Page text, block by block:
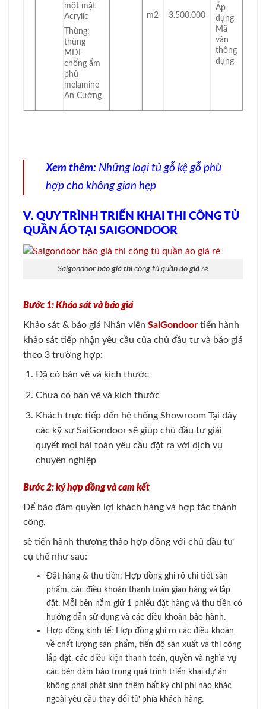
Áp
dụng
Mã
ván
thông
dụng
một mặt
Acrylic
Thùng:
thùng
MDF
chống ẩm
phủ
melamine
An Cường
m2 3.500.000
Xem thêm: Những loại tủ gỗ kệ gỗ phù
hợp cho không gian hẹp
V. QUY TRÌNH TRIỂN KHAI THI CÔNG TỦ
QUẦN ÁO TẠI SAIGONDOOR
Saigondoor báo giá thi công tủ quần áo giá rẻ
Bước 1: Khảo sát và báo giá
Khảo sát & báo giá Nhân viên SaiGondoor tiến hành
khảo sát tiếp nhận yêu cầu của chủ đầu tư và báo giá
theo 3 trường hợp:
Đã có bản vẽ và kích thước
Chưa có bản vẽ và kích thước
Khách trực tiếp đến hệ thống Showroom Tại đây
các kỹ sư SaiGondoor sẽ giúp chủ đầu tư giải
quyết mọi bài toán yêu cầu đặt ra với dịch vụ
chuyên nghiệp
Bước 2: ký hợp đồng và cam kết
Để bảo đảm quyền lợi khách hàng và hợp tác thành
công,
sẽ tiến hành thương thảo hợp đồng với chủ đầu tư
cụ thể như sau:
Đặt hàng & thu tiền: Hợp đồng ghi rõ chi tiết sản
phẩm, các điều khoản thanh toán giao hàng và lắp
đặt. Mỗi bên nắm giữ 1 phiếu đặt hàng và thu tiền có
hướng dẫn sử dụng và các điều khoản bảo hành.
Hợp đồng kinh tế: Hợp đồng ghi rõ các điều khoản
về chất lượng sản phẩm, tiến độ sản xuất và thi công
lắp đặt, các điều kiện thanh toán, quyền và nghĩa vụ
các bên đảm bảo trong quá trình triển khai dự án
không phải phát sinh thêm bất kỳ chi phí nào khác
ngoài yêu cầu thay đổi từ phía khách hàng.